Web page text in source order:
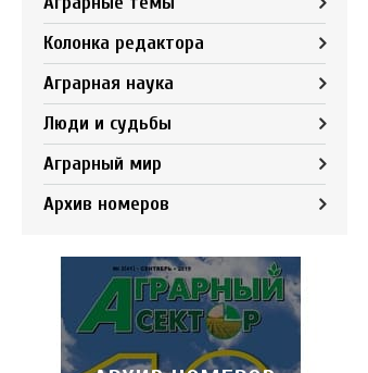
Колонка редактора
Аграрная наука
Люди и судьбы
Аграрный мир
Архив номеров